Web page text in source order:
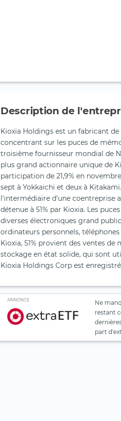
Description de
Kioxia Holdings est un fabricant
concentrant sur les puces de
troisième fournisseur mondial de
plus grand actionnaire unique de
participation de 21,9% en
sept à Yokkaichi et deux à
l'intermédiaire d'une coentreprise
détenue à 51% par Kioxia. Les
diverses électroniques grand
ordinateurs personnels,
Kioxia, 51% provient des ventes
stockage en état solide, qui sont
Kioxia Holdings Corp est
ANNONCE
Ne
restant
part